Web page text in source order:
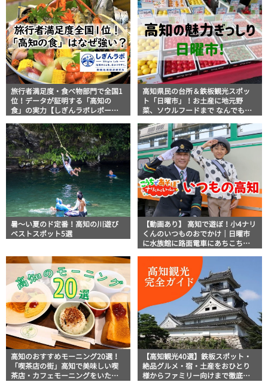
旅行者満足度・食べ物部門で全国1
位！データが証明する「高知の
食」の実力【しぎんラボレポー
高知県民の台所＆鉄板観光スポッ
ト「日曜市」！お土産に地元野
菜、ソウルフードまで なんでもそ
説！
暑～い夏のド定番！高知の川遊び
ベストスポット5選
【動画あり】 高知で遊ぼ！小4ナリ
くんのいつものおでかけ｜日曜市
に水族館に路面電車にあちこち巡
高知のおすすめモーニング20選！
「喫茶店の街」高知で美味しい喫
茶店・カフェモーニングをいただ
【高知観光40選】鉄板スポット・
絶品グルメ・宿・土産をおひとり
様からファミリー向けまで徹底解